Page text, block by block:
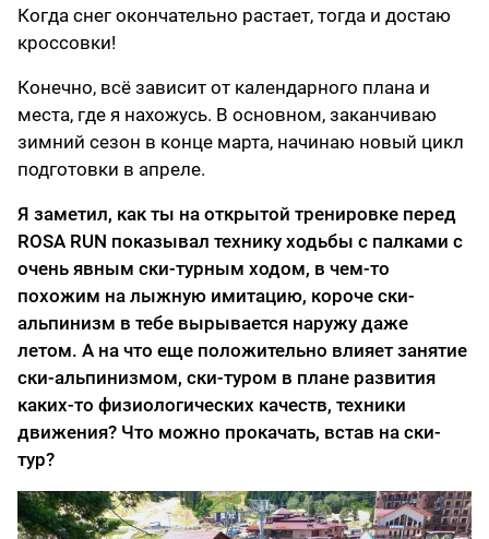
Когда снег окончательно растает, тогда и достаю
кроссовки!
Конечно, всё зависит от календарного плана и
места, где я нахожусь. В основном, заканчиваю
зимний сезон в конце марта, начинаю новый цикл
подготовки в апреле.
Я заметил, как ты на открытой тренировке перед
ROSA RUN показывал технику ходьбы с палками с
очень явным ски-турным ходом, в чем-то
похожим на лыжную имитацию, короче ски-
альпинизм в тебе вырывается наружу даже
летом. А на что еще положительно влияет занятие
ски-альпинизмом, ски-туром в плане развития
каких-то физиологических качеств, техники
движения? Что можно прокачать, встав на ски-
тур?